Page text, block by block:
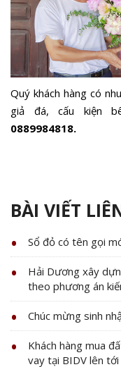
Quý khách hàng có
giả đá, cấu kiện
0889984818.
BÀI VIẾT
Sổ đỏ có tên gọi
Hải Dương xây
theo phương án
Chúc mừng sinh
Khách hàng mua
vay tại BIDV lên